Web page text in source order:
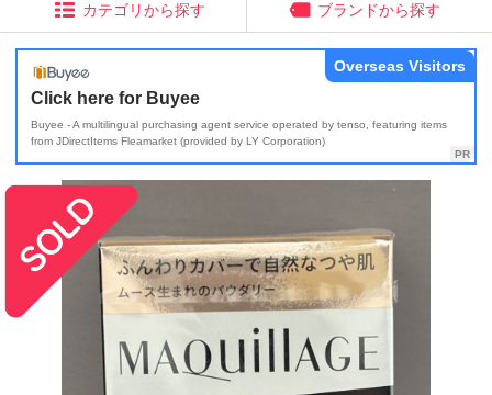
カテゴリから探す ブランドから探す
Click here for Buyee
Buyee - A multilingual purchasing agent service operated by tenso, featuring items
from JDirectItems Fleamarket (provided by LY Corporation)
Overseas Visitors